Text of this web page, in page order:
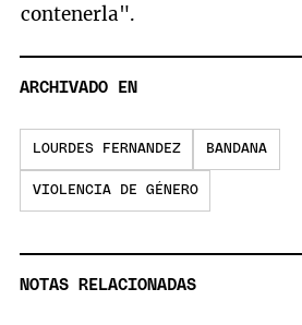
contenerla".
ARCHIVADO EN
LOURDES FERNANDEZ BANDANA
VIOLENCIA DE GÉNERO
NOTAS RELACIONADAS